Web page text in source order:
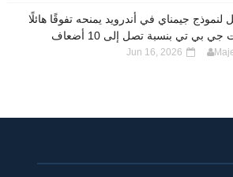
جيمناي في أندرويد يمنحه تفوقًا هائلًا
بي تي بنسبة تصل إلى 10 أضعاف
Jun 16, 2026